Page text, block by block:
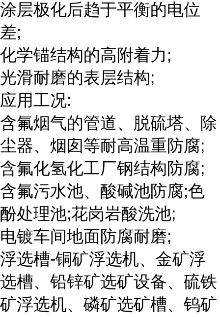
涂层极化后趋于平衡的电位
差;
化学锚结构的高附着力;
光滑耐磨的表层结构;
应用工况:
含氟烟气的管道、脱硫塔、除
尘器、烟囱等耐高温重防腐;
含氟化氢化工厂钢结构防腐;
含氟污水池、酸碱池防腐;色
酚处理池;花岗岩酸洗池;
电镀车间地面防腐耐磨;
浮选槽-铜矿浮选机、金矿浮
选槽、铅锌矿选矿设备、硫铁
矿浮选机、磷矿选矿槽、钨矿